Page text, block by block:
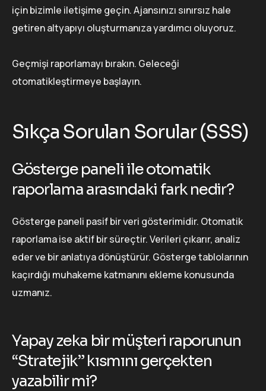
için bizimle iletişime geçin. Ajansınızı sınırsız hale
getiren altyapıyı oluşturmanıza yardımcı oluyoruz.
Geçmişi raporlamayı bırakın. Geleceği
otomatikleştirmeye başlayın.
Sıkça Sorulan Sorular (SSS)
Gösterge paneli ile otomatik
raporlama arasındaki fark nedir?
Gösterge paneli pasif bir veri gösterimidir. Otomatik
raporlama ise aktif bir süreçtir. Verileri çıkarır, analiz
eder ve bir anlatıya dönüştürür. Gösterge tablolarının
kaçırdığı muhakeme katmanını ekleme konusunda
uzmanız.
Yapay zeka bir müşteri raporunun
“Stratejik” kısmını gerçekten
yazabilir mi?